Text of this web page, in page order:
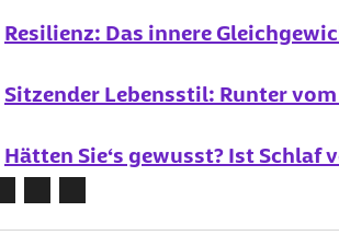
Resilienz: Das innere
Sitzender Lebensstil: Runter
Hätten Sie‘s gewusst? Ist